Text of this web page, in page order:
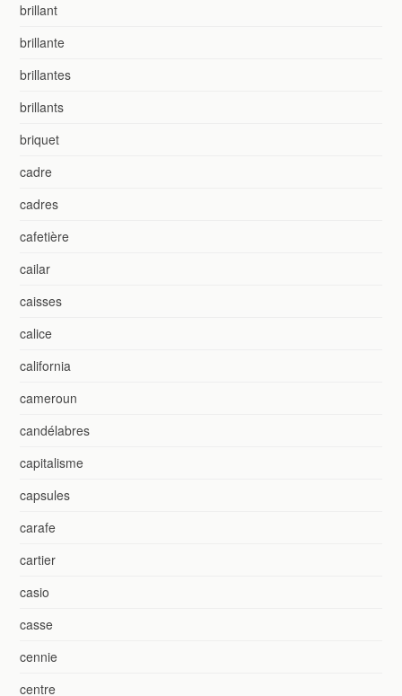
brillant
brillante
brillantes
brillants
briquet
cadre
cadres
cafetière
cailar
caisses
calice
california
cameroun
candélabres
capitalisme
capsules
carafe
cartier
casio
casse
cennie
centre